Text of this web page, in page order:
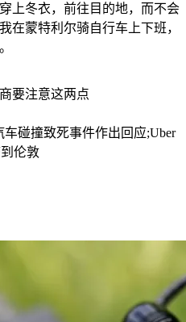
上冬衣，前往目的地，而不会
在蒙特利尔骑自行车上下班，
要注意这两点
碰撞致死事件作出回应;Uber
伦敦